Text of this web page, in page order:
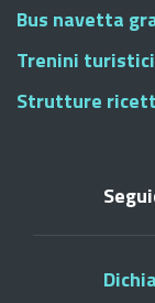
Bus navetta
Trenini turistici
Strutture